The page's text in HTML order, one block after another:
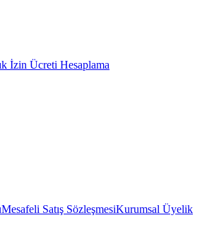
İzin Ücreti Hesaplama
Mesafeli Satış SözleşmesiKurumsal Üyelik